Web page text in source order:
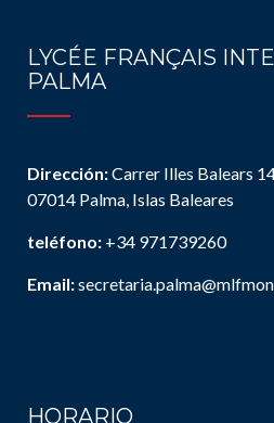
LYCÉE FRANÇAIS
PALMA
Dirección:Carrer Illes Balears
07014 Palma, Islas Baleares
teléfono: +34 971739260
Email:
HORARIO